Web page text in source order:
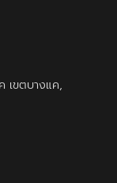
เขตบางแค,